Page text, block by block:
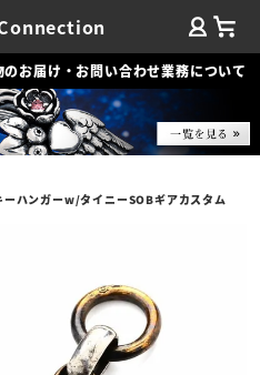
のお届け・お問い合わせ業務について
ハンガーw/タイニーSOBギアカスタム